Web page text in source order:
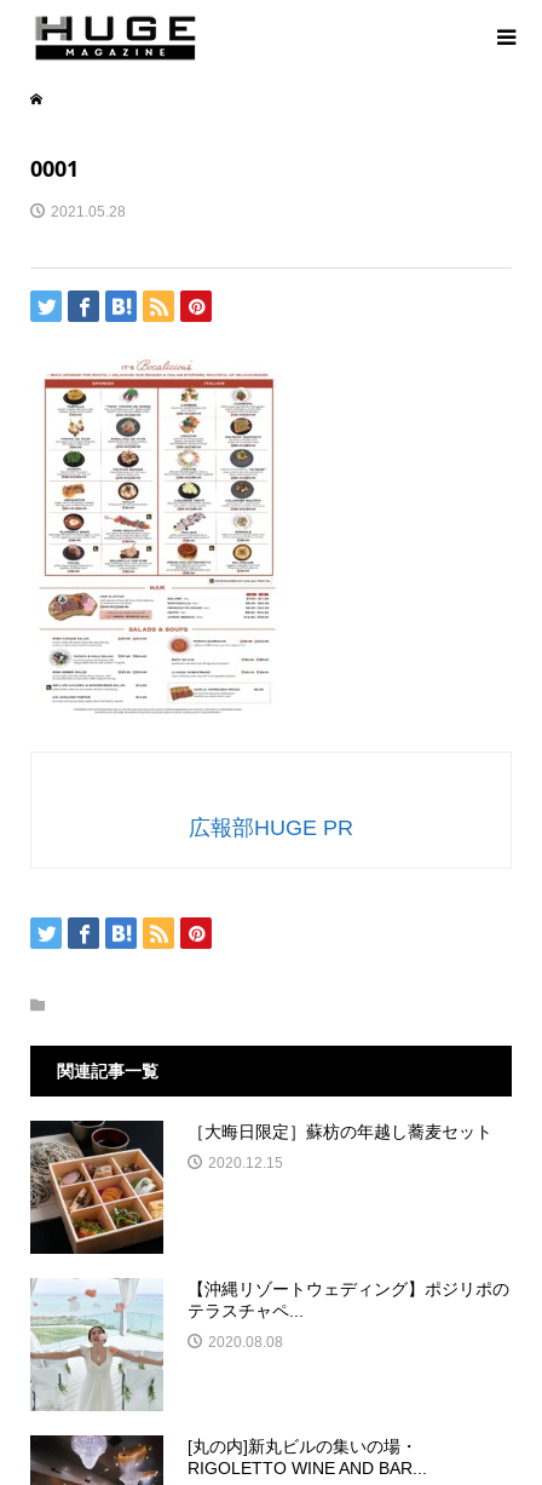
0001
2021.05.28
広報部HUGE PR
関連記事一覧
［大晦日限定］蘇枋の年越し蕎麦セット
2020.12.15
【沖縄リゾートウェディング】ポジリポの
テラスチャペ...
2020.08.08
[丸の内]新丸ビルの集いの場・
RIGOLETTO WINE AND BAR...